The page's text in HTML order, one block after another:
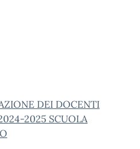
DEI DOCENTI
2025 SCUOLA